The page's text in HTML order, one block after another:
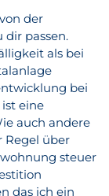
der
passen.
als bei
bei
eine
auch andere
Regel über
steuer
das ich ein